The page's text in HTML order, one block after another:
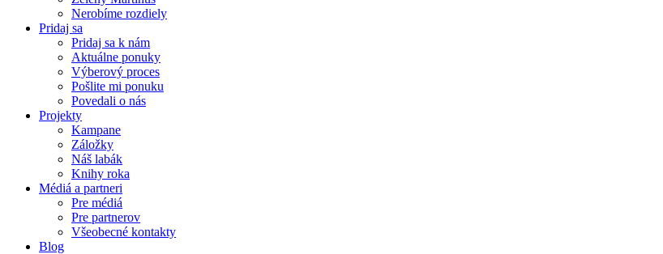
Nerobíme rozdiely
Pridaj sa
Pridaj sa k nám
Aktuálne ponuky
Výberový proces
Pošlite mi ponuku
Povedali o nás
Projekty
Kampane
Záložky
Náš labák
Knihy roka
Médiá a partneri
Pre médiá
Pre partnerov
Všeobecné kontakty
Blog